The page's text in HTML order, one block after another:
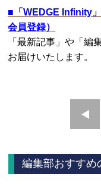
■ 「WEDGE Infinity
会員登録）
「最新記事」や「編
お届けいたします。
編集部おすすめ